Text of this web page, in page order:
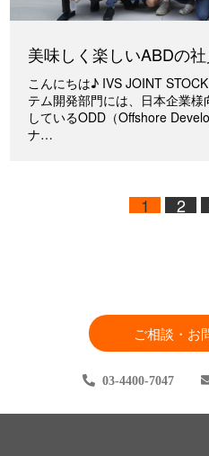
美味しく楽しいABDの
こんにちは♪ IVS JOINT
テム開発部門には、日本企業
しているODD（Offshore
ナ…
1 2
ご相談・お
03-4400-7047